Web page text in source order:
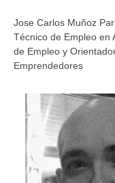
Jose Carlos Muñoz
Técnico de Empleo en
de Empleo y
Emprendedores